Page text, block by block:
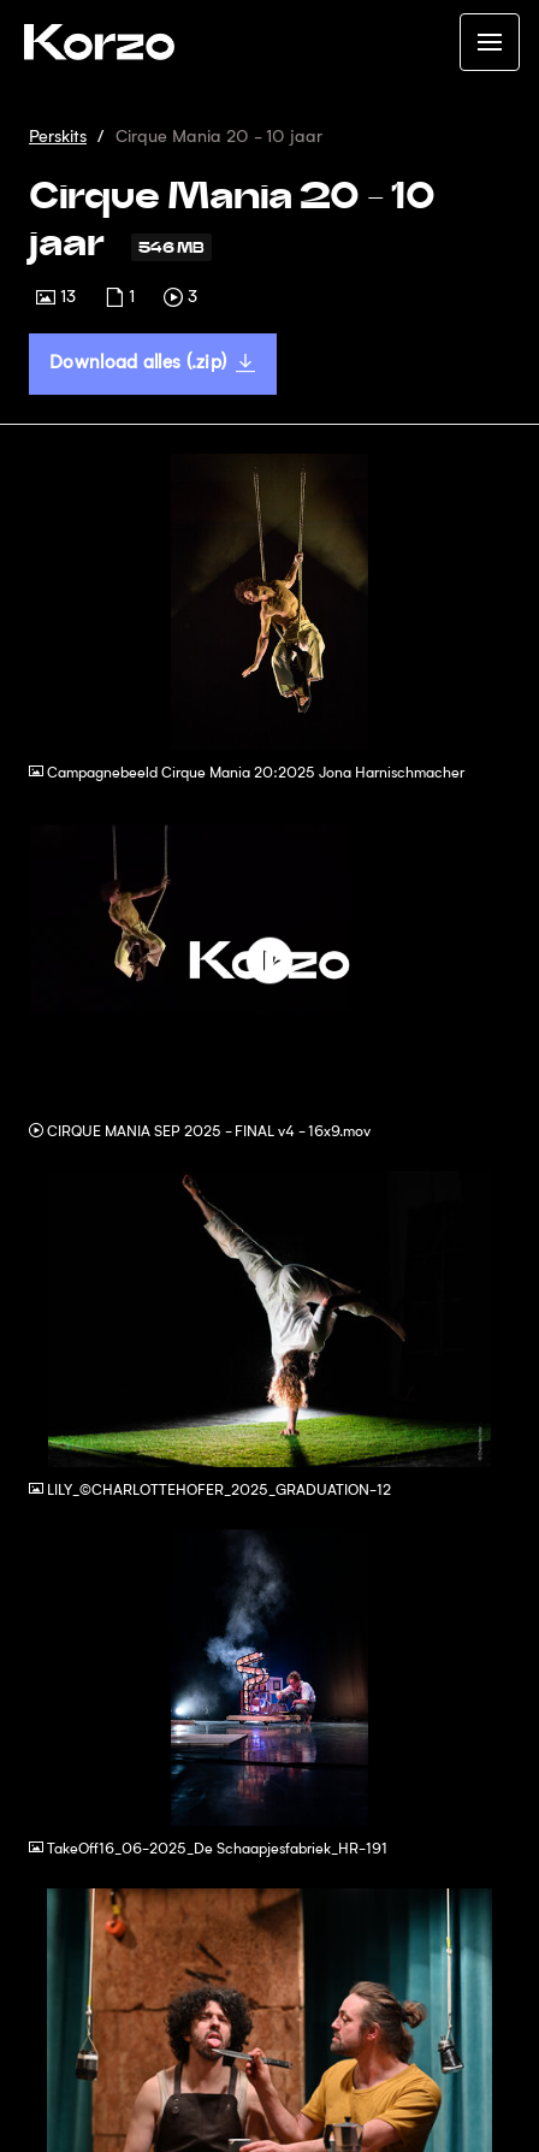
Perskits Cirque Mania 20 - 10 jaar
Cirque Mania 20 - 10
jaar
546 MB
13 1 3
Download alles (.zip)
Campagnebeeld Cirque Mania 20:2025 Jona Harnischmacher
CIRQUE MANIA SEP 2025 - FINAL v4 - 16x9.mov
JPG
LILY_©CHARLOTTEHOFER_2025_GRADUATION-12
TakeOff16_06-2025_De Schaapjesfabriek_HR-191